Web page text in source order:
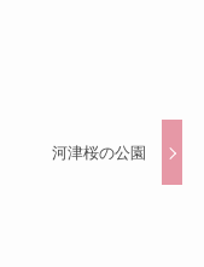
河津桜の公園